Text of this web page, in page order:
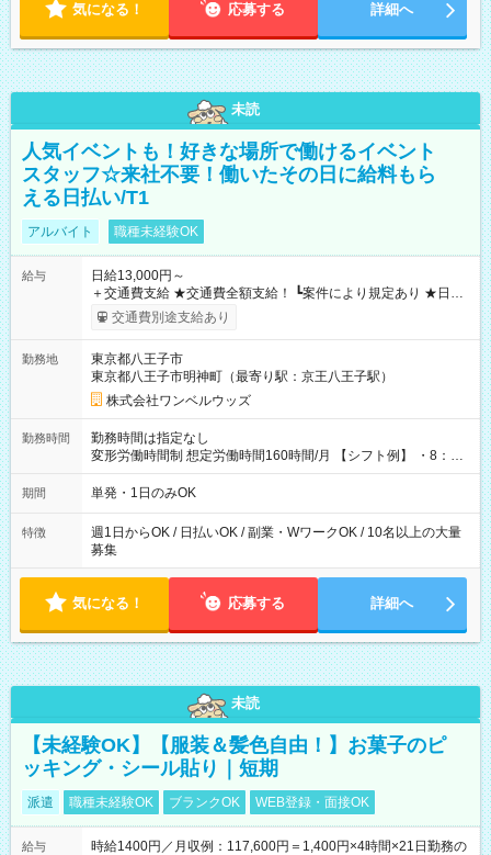
気になる！ 応募する 詳細へ
未読
人気イベントも！好きな場所で働けるイベント
スタッフ☆来社不要！働いたその日に給料もら
える日払い/T1
アルバイト 職種未経験OK
給与
日給13,000円～
＋交通費支給 ★交通費全額支給！ ┗案件により規定あり ★日払
いOK！（規定あり） ┗働いたその日に現金GET♪ お仕事後はコ
ンビニATMから 日払い分を引き落とせます！ 【試用期間】試
交通費別途支給あり
勤務地
東京都八王子市
東京都八王子市明神町（最寄り駅：京王八王子駅）
株式会社ワンベルウッズ
勤務時間
勤務時間は指定なし
変形労働時間制 想定労働時間160時間/月 【シフト例】 ・8：00
～21：00
期間 単発・1日のみOK
特徴
週1日からOK / 日払いOK / 副業・WワークOK / 10名以上の大量
募集
気になる！ 応募する 詳細へ
未読
【未経験OK】【服装＆髪色自由！】お菓子のピ
ッキング・シール貼り｜短期
派遣 職種未経験OK ブランクOK WEB登録・面接OK
給与
時給1400円／月収例：117,600円＝1,400円×4時間×21日勤務の